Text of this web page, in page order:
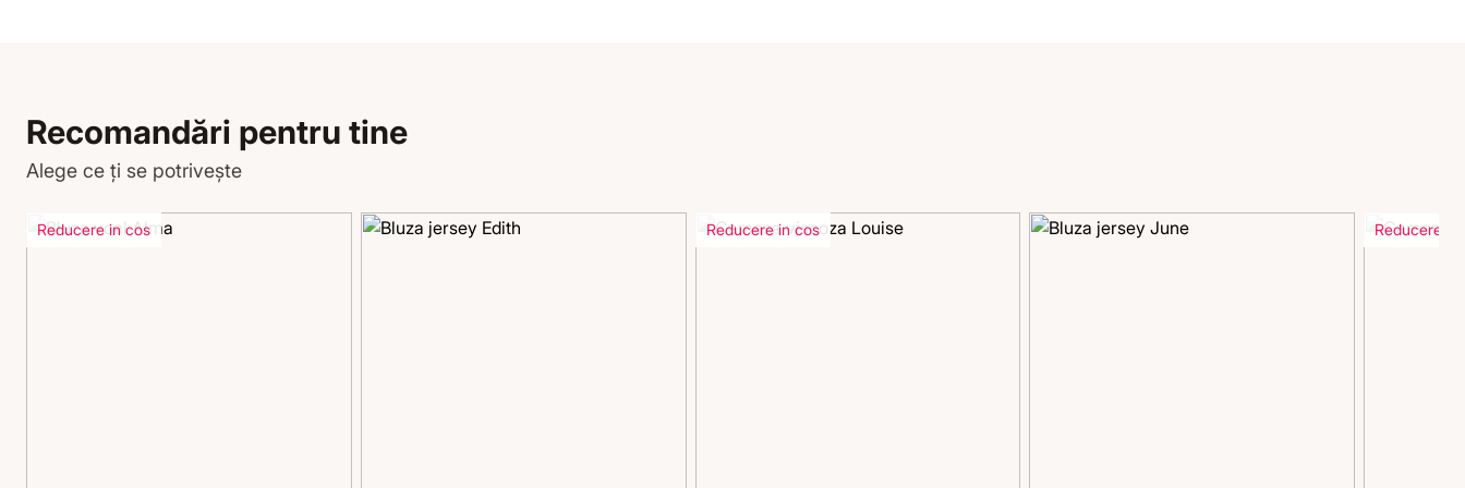
Recomandări pentru tine
Alege ce ți se potrivește
Reducere in cos Reducere in cos Reducere in